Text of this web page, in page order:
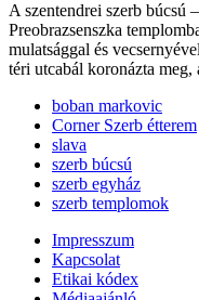
A szentendrei szerb búcsú
Preobrazsenszka
mulatsággal és
téri utcabál koronázta
boban markovic
Corner Szerb étterem
slava
szerb búcsú
szerb egyház
szerb templomok
Impresszum
Kapcsolat
Etikai kódex